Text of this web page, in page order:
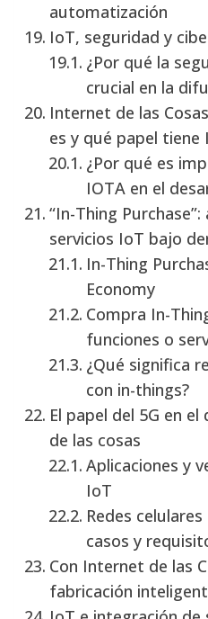
automatización
IoT, seguridad y
¿Por qué la
crucial en la
Internet de las
es y qué papel tiene
¿Por qué es
IOTA en el
“In-Thing
servicios IoT bajo
In-Thing
Economy
Compra In-
funciones o
¿Qué significa
con in-things?
El papel del 5G en
de las cosas
Aplicaciones y
IoT
Redes
casos y
Con Internet de las
fabricación